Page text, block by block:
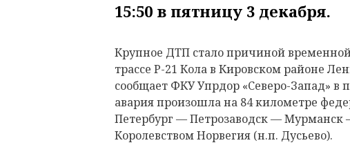
15:50 в пятницу 3 декабря.
Крупное ДТП стало причиной
трассе Р-21 Кола в Кировском районе
сообщает ФКУ Упрдор «Северо-Запад» в
авария произошла на 84 километре
Петербург — Петрозаводск — Мурманск
Королевством Норвегия (н.п. Дусьево).